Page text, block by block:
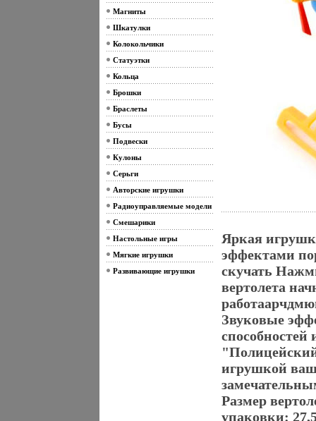
Магниты
Шкатулки
Колокольчики
Статуэтки
Кольца
Брошки
Браслеты
Бусы
Подвески
Кулоны
Серьги
Авторские игрушки
Радиоуправляемые модели
Смешарики
Настольные игры
Мягкие игрушки
Развивающие игрушки
Яркая
эффектами
скучать
вертолета
Звуковые
способностей
игрушкой
Размер
упаковки: